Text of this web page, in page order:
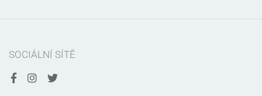
SOCIÁLNÍ SÍTĚ